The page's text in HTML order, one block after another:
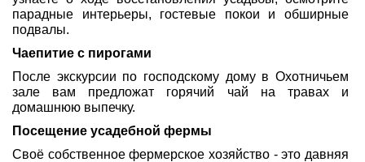
парадные интерьеры, гостевые покои и обширные
подвалы.
Чаепитие с пирогами
После экскурсии по господскому дому в Охотничьем
зале вам предложат горячий чай на травах и
домашнюю выпечку.
Посещение усадебной фермы
Своё собственное фермерское хозяйство - это давняя